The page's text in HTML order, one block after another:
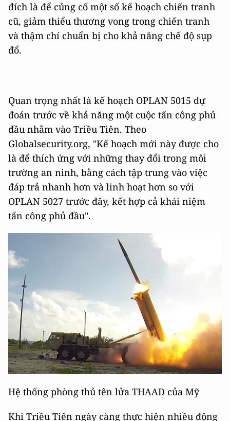
đích là để củng cố một số kế hoạch chiến tranh
cũ, giảm thiểu thương vong trong chiến tranh
và thậm chí chuẩn bị cho khả năng chế độ sụp
đổ.
Quan trọng nhất là kế hoạch OPLAN 5015 dự
đoán trước về khả năng một cuộc tấn công phủ
đầu nhằm vào Triều Tiên. Theo
Globalsecurity.org, "Kế hoạch mới này được cho
là để thích ứng với những thay đổi trong môi
trường an ninh, bằng cách tập trung vào việc
đáp trả nhanh hơn và linh hoạt hơn so với
OPLAN 5027 trước đây, kết hợp cả khái niệm
tấn công phủ đầu".
Hệ thống phòng thủ tên lửa THAAD của Mỹ
Khi Triều Tiên ngày càng thực hiện nhiều động